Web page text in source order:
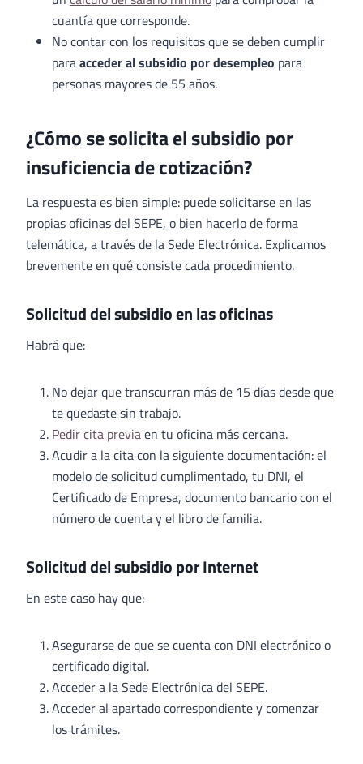
cuantía que corresponde.
No contar con los requisitos que se deben cumplir
paraacceder al subsidio por desempleo para
personas mayores de 55 años.
¿Cómo se solicita el subsidio por
insuficiencia de cotización?
La respuesta es bien simple: puede solicitarse en las
propias oficinas del SEPE, o bien hacerlo de forma
telemática, a través de la Sede Electrónica. Explicamos
brevemente en qué consiste cada procedimiento.
Solicitud del subsidio en las oficinas
Habrá que:
No dejar que transcurran más de 15 días desde que
te quedaste sin trabajo.
Pedir cita previaen tu oficina más cercana.
Acudir a la cita con la siguiente documentación: el
modelo de solicitud cumplimentado, tu DNI, el
Certificado de Empresa, documento bancario con el
número de cuenta y el libro de familia.
Solicitud del subsidio por Internet
En este caso hay que:
Asegurarse de que se cuenta con DNI electrónico o
certificado digital.
Acceder a la Sede Electrónica del SEPE.
Acceder al apartado correspondiente y comenzar
los trámites.